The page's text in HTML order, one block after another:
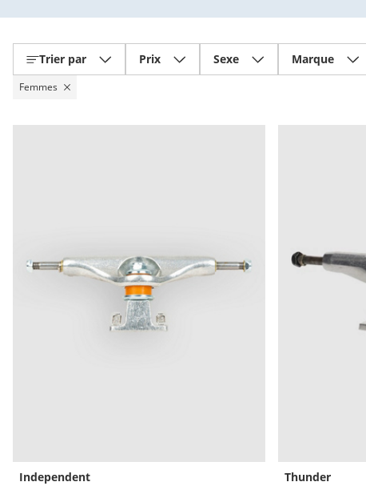
Trier par Prix Sexe Marque
Femmes
Independent
Thunder